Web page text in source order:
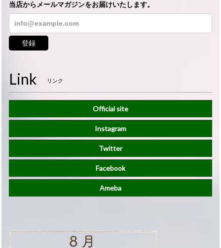
当店からメールマガジンをお届けいたします。
登録
Link リンク
Official site
Instagram
Twitter
Facebook
Ameba